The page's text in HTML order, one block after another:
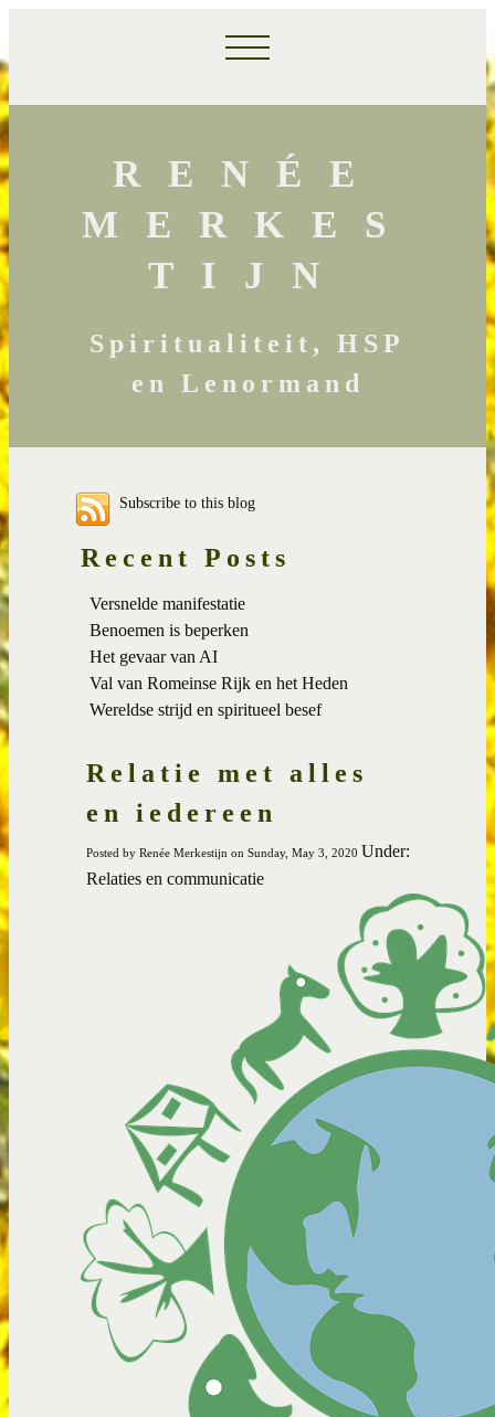
RENÉE
MERKES
TIJN
Spiritualiteit, HSP
en Lenormand
Subscribe to this blog
Recent Posts
Versnelde manifestatie
Benoemen is beperken
Het gevaar van AI
Val van Romeinse Rijk en het Heden
Wereldse strijd en spiritueel besef
Relatie met alles
en iedereen
Posted by Renée Merkestijn on Sunday, May 3, 2020 Under:
Relaties en communicatie